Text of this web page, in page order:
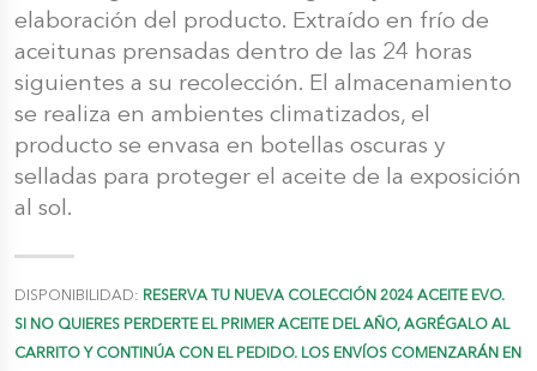
elaboración del producto. Extraído en frío de
aceitunas prensadas dentro de las 24 horas
siguientes a su recolección. El almacenamiento
se realiza en ambientes climatizados, el
producto se envasa en botellas oscuras y
selladas para proteger el aceite de la exposición
al sol.
DISPONIBILIDAD: RESERVA TU NUEVA COLECCIÓN 2024 ACEITE EVO.
SI NO QUIERES PERDERTE EL PRIMER ACEITE DEL AÑO, AGRÉGALO AL
CARRITO Y CONTINÚA CON EL PEDIDO. LOS ENVÍOS COMENZARÁN EN